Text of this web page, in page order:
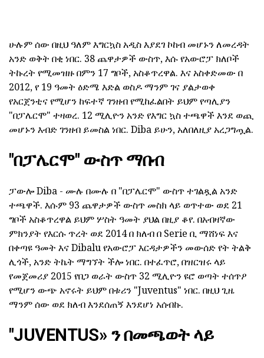
ሁሉም ሰው በዚህ ዓለም እግርኳስ አዲስ እያደገ ኮከብ መሆኑን ለመረዳት
አንድ ወቅት በቂ ነበር. 38 ጨዋታዎች ውስጥ, እሱ የአውሮፓ ክለቦች
ትኩረት የሚመዝዙ በምን 17 ግቦች, አስቆጥረዋል. እና አስቀድመው በ
2012, የ 19 ዓመት ዕድሜ እድል ወስዶ ማንም ገና ያልታወቀ
የአርጀንቲና የሚሆን ከፍተኛ ገንዘብ የሚከፈልበት ይህም የጣሊያን
"በፓሌርሞ" ተዛወረ. 12 ሚሊዮን አንድ የእግር ኳስ ተጫዋች እንደ ወጪ
መሆኑን እብድ ገንዘብ ይመስል ነበር. Diba ይሁን, አለበለዚያ አረጋግጧል.
"በፓሌርሞ" ውስጥ ማበብ
ፓውሎ Diba - ሙሉ በሙሉ በ "በፓሌርሞ" ውስጥ ተገልጿል አንድ
ተጫዋች. እሱም 93 ጨዋታዎች ውስጥ መስክ ላይ ወጥተው ወደ 21
ግቦች አስቆጥረዋል ይህም ሦስት ዓመት ያህል በዚያ ቆየ. በአብዛኛው
ምክንያት የእርሱ ጥረት ወደ 2014 በ ክለብ በ Serie ቢ ማሸነፍ እና
በቀጣዩ ዓመት እና Dibalu የአውሮፓ እርዳታዎችን መውሰድ የት ትልቅ
ሊጎች, አንድ ትኬት ማግኘት ችሎ ነበር. በተፈጥሮ, በዝርዝሩ ላይ
የመጀመሪያ 2015 የበጋ ወራት ውስጥ 32 ሚሊዮን ዩሮ ወጣት ተሰጥዖ
የሚሆን ውጭ አኖሩት ይህም በቱሪን "Juventus" ነበር. በዚህ ጊዜ
ማንም ሰው ወደ ክለብ እንደሰጠኝ እንደሆነ አሰብኩ.
"JUVENTUS» ን በመጫወት ላይ